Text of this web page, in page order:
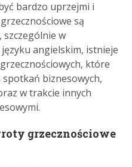
bardzo uprzejmi i
są
szczególnie w
angielskim, istnieje
które
biznesowych,
w trakcie innych
grzecznościowe